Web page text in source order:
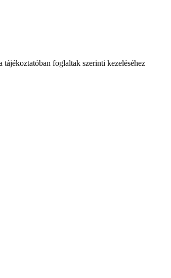
tájékoztatóban foglaltak szerinti kezeléséhez